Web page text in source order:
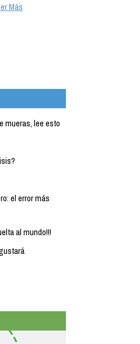
Más
mueras, lee esto
el error más
al mundo!!!